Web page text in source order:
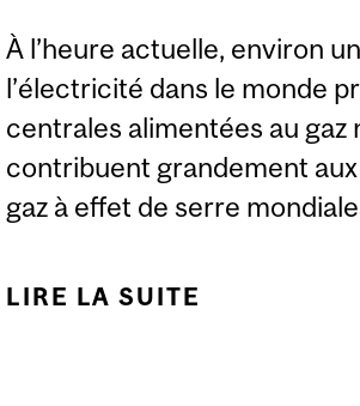
À l’heure actuelle, environ
l’électricité dans le monde
centrales alimentées au gaz
contribuent grandement
gaz à effet de serre
LIRE LA SUITE